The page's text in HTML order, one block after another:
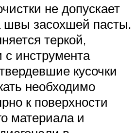
не допускает
швы засохшей пасты.
теркой,
с инструмента
кусочки
необходимо
к поверхности
материала и